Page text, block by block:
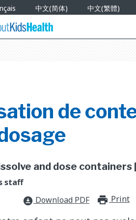
中文(简体) 中文(繁體)
de
and dose containers
staff
download_for_offline Download PDF Print